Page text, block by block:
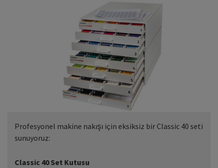
Profesyonel makine nakışı için eksiksiz bir Classic 40 seti
sunuyoruz:
Classic 40 Set Kutusu